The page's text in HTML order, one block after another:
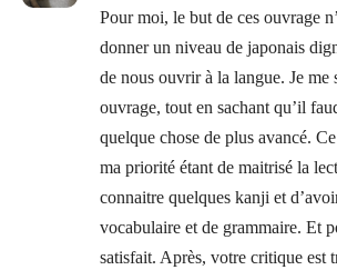
Pour moi, le but de ces ouvrage
donner un niveau de japonais
de nous ouvrir à la langue. Je me
ouvrage, tout en sachant qu’il
quelque chose de plus avancé.
ma priorité étant de maitrisé la
connaitre quelques kanji et
vocabulaire et de grammaire. Et
satisfait. Après, votre critique est